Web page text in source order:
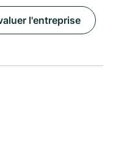
l'entreprise